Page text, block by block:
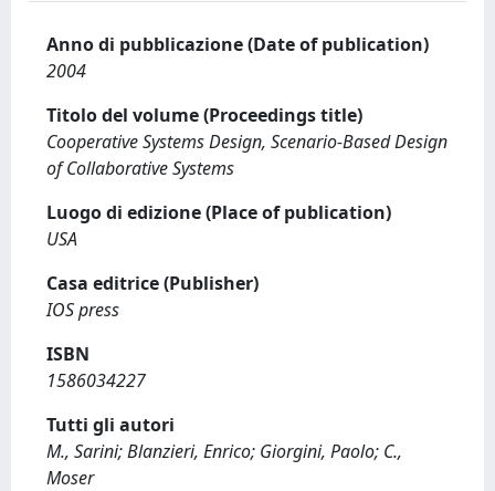
Anno di pubblicazione (Date of publication)
2004
Titolo del volume (Proceedings title)
Cooperative Systems Design, Scenario-Based Design
of Collaborative Systems
Luogo di edizione (Place of publication)
USA
Casa editrice (Publisher)
IOS press
ISBN
1586034227
Tutti gli autori
M., Sarini; Blanzieri, Enrico; Giorgini, Paolo; C.,
Moser